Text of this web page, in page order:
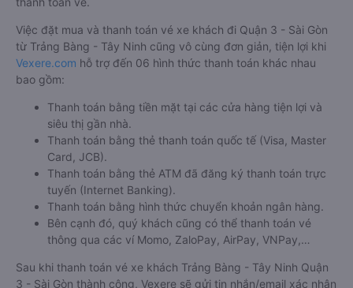
thông tin hành khách khi đặt mua vé xe đi Quận 3 - Sài Gòn
từ Trảng Bàng - Tây Ninh
Bước 5: Chọn hình thức thanh toán vé phù hợp và tiến hành
thanh toán vé.
Việc đặt mua và thanh toán vé xe khách đi Quận 3 - Sài Gòn
từ Trảng Bàng - Tây Ninh cũng vô cùng đơn giản, tiện lợi khi
Vexere.comhỗ trợ đến 06 hình thức thanh toán khác nhau
bao gồm:
Thanh toán bằng tiền mặt tại các cửa hàng tiện lợi và
siêu thị gần nhà.
Thanh toán bằng thẻ thanh toán quốc tế (Visa, Master
Card, JCB).
Thanh toán bằng thẻ ATM đã đăng ký thanh toán trực
tuyến (Internet Banking).
Thanh toán bằng hình thức chuyển khoản ngân hàng.
Bên cạnh đó, quý khách cũng có thể thanh toán vé